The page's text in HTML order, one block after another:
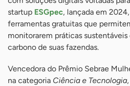
startup ESGpec, lançada em
ferramentas gratuitas que
monitorarem práticas sustentáveis
carbono de suas fazendas.
Vencedora do Prêmio Sebrae
na categoria Ciência e Tecnologia